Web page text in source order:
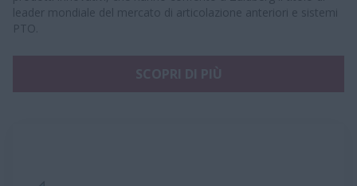
leader mondiale del mercato di articolazione anteriori e sistemi
PTO.